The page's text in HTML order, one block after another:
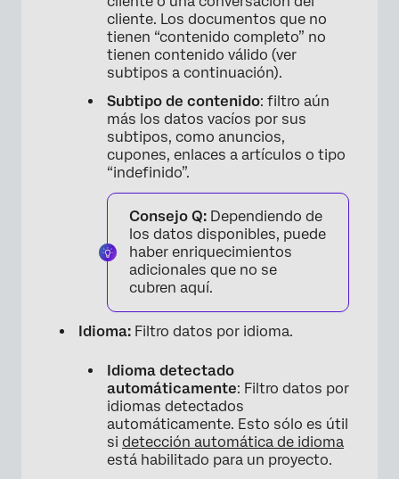
cliente. Los documentos que no
tienen “contenido completo” no
tienen contenido válido (ver
subtipos a continuación).
Subtipo de contenido: filtro aún
más los datos vacíos por sus
subtipos, como anuncios,
cupones, enlaces a artículos o tipo
“indefinido”.
Consejo Q: Dependiendo de
los datos disponibles, puede
haber enriquecimientos
adicionales que no se
cubren aquí.
Idioma: Filtro datos por idioma.
Idioma detectado
automáticamente: Filtro datos por
idiomas detectados
automáticamente. Esto sólo es útil
si detección automática de idioma
está habilitado para un proyecto.